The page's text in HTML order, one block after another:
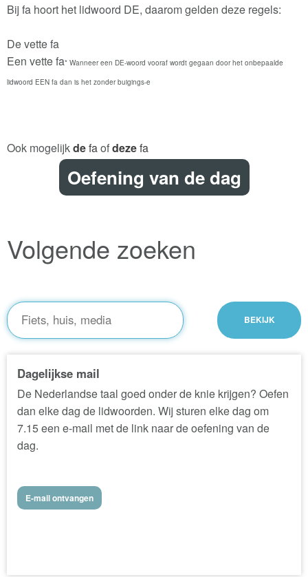
Bij fa hoort het lidwoord DE, daarom gelden deze regels:
De vette fa
Een vette fa* Wanneer een DE-woord vooraf wordt gegaan door het onbepaalde
lidwoord EEN fa dan is het zonder buigings-e
Ook mogelijkdefaofdezefa
Oefening van de dag
Volgende zoeken
Dagelijkse mail
De Nederlandse taal goed onder de knie krijgen? Oefen
dan elke dag de lidwoorden. Wij sturen elke dag om
7.15 een e-mail met de link naar de oefening van de
dag.
E-mail ontvangen